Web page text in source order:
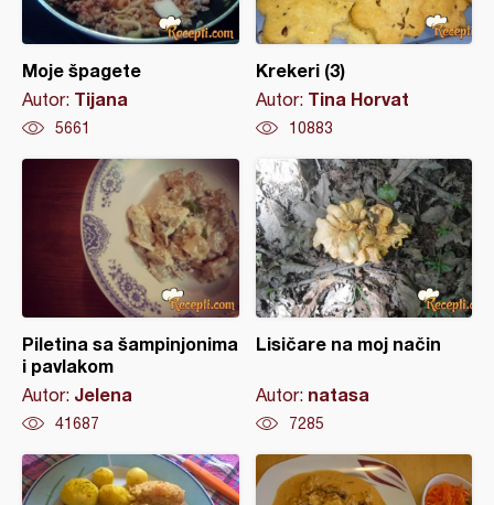
Moje špagete
Autor: Tijana
5661
Krekeri (3)
Autor: Tina Horvat
10883
Piletina sa šampinjonima
i pavlakom
Autor: Jelena
41687
Lisičare na moj način
Autor: natasa
7285